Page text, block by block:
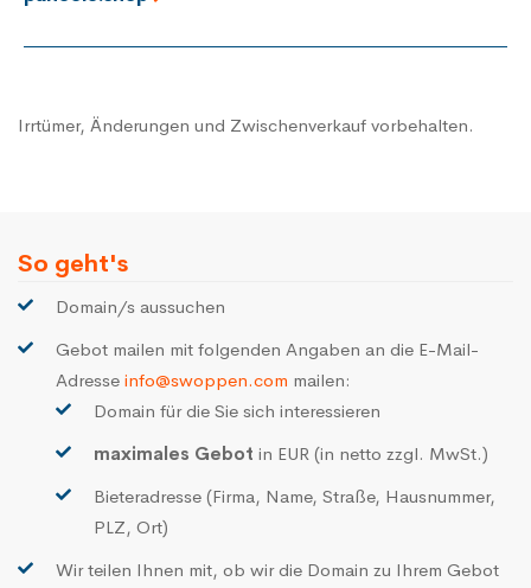
Irrtümer, Änderungen und Zwischenverkauf vorbehalten.
So geht's
Domain/s aussuchen
Gebot mailen mit folgenden Angaben an die E-Mail-
Adresse info@swoppen.com mailen:
Domain für die Sie sich interessieren
maximales Gebot in EUR (in netto zzgl. MwSt.)
Bieteradresse (Firma, Name, Straße, Hausnummer,
PLZ, Ort)
Wir teilen Ihnen mit, ob wir die Domain zu Ihrem Gebot